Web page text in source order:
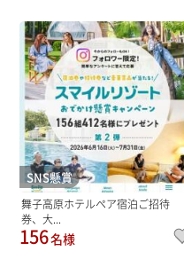
SNS懸賞
舞子高原ホテルペア宿泊ご招待
券、大...
156名様